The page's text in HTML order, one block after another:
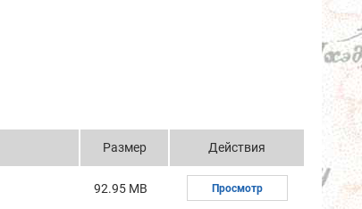
Размер Действия
92.95 MB Просмотр